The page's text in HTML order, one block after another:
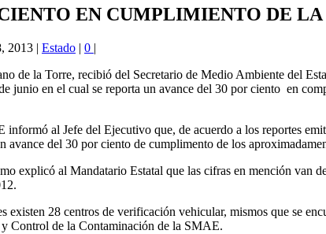
EN CUMPLIMIENTO DE
2013 | Estado | 0 |
de la Torre, recibió del Secretario de Medio Ambiente del
junio en el cual se reporta un avance del 30 por ciento en
al Jefe del Ejecutivo que, de acuerdo a los reportes
avance del 30 por ciento de cumplimento de los
explicó al Mandatario Estatal que las cifras en mención van
28 centros de verificación vehicular, mismos que se
Control de la Contaminación de la SMAE.